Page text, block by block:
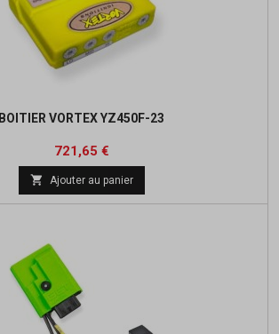
BOITIER VORTEX YZ450F-23
Prix
721,65 €Prix
de
base
 Ajouter au panier